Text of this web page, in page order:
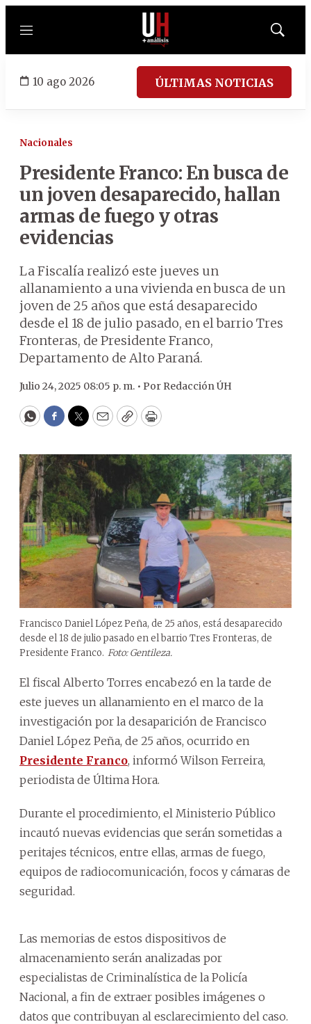
Menú
Mostrar
10 ago 2026 ÚLTIMAS NOTICIAS
Nacionales
Presidente Franco: En busca de
un joven desaparecido, hallan
armas de fuego y otras
evidencias
La Fiscalía realizó este jueves un
allanamiento a una vivienda en busca de un
joven de 25 años que está desaparecido
desde el 18 de julio pasado, en el barrio Tres
Fronteras, de Presidente Franco,
Departamento de Alto Paraná.
Julio 24, 2025 08:05 p. m. • Por Redacción ÚH
WhatsApp
Facebook
Twitter
EmailCopyPrint
Francisco Daniel López Peña, de 25 años, está desaparecido
desde el 18 de julio pasado en el barrio Tres Fronteras, de
Presidente Franco. Foto: Gentileza.
El fiscal Alberto Torres encabezó en la tarde de
este jueves un allanamiento en el marco de la
investigación por la desaparición de Francisco
Daniel López Peña, de 25 años, ocurrido en
Presidente Franco, informó Wilson Ferreira,
periodista de Última Hora.
Durante el procedimiento, el Ministerio Público
incautó nuevas evidencias que serán sometidas a
peritajes técnicos, entre ellas, armas de fuego,
equipos de radiocomunicación, focos y cámaras de
seguridad.
Las memorias de estos dispositivos de
almacenamiento serán analizadas por
especialistas de Criminalística de la Policía
Nacional, a fin de extraer posibles imágenes o
datos que contribuyan al esclarecimiento del caso.